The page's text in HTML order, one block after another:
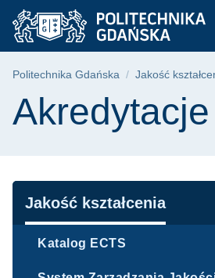
Przejdź
do
menu
Przejdź
do
wyszukiwarki
Przejdź
do
treści
Akredytacje
Ścieżka
Politechnika Gdańska Jakość
Treść strony
Akredytacje
Nawigacja
Jakość kształcenia
Katalog ECTS